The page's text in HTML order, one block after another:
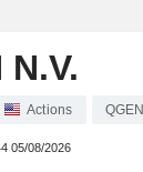
N.V.
Actions QGEN
05/08/2026